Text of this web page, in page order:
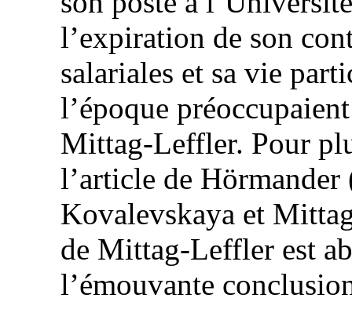
l’expiration de son
salariales et sa vie
l’époque
Mittag-Leffler. Pour
l’article de Hörmander
Kovalevskaya et
de Mittag-Leffler est
l’émouvante